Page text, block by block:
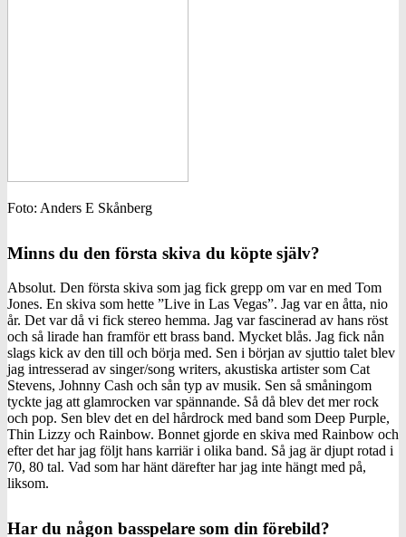
Foto: Anders E Skånberg
Minns du den första skiva du köpte själv?
Absolut. Den första skiva som jag fick grepp om var en med Tom
Jones. En skiva som hette ”Live in Las Vegas”. Jag var en åtta, nio
år. Det var då vi fick stereo hemma. Jag var fascinerad av hans röst
och så lirade han framför ett brass band. Mycket blås. Jag fick nån
slags kick av den till och börja med. Sen i början av sjuttio talet blev
jag intresserad av singer/song writers, akustiska artister som Cat
Stevens, Johnny Cash och sån typ av musik. Sen så småningom
tyckte jag att glamrocken var spännande. Så då blev det mer rock
och pop. Sen blev det en del hårdrock med band som Deep Purple,
Thin Lizzy och Rainbow. Bonnet gjorde en skiva med Rainbow och
efter det har jag följt hans karriär i olika band. Så jag är djupt rotad i
70, 80 tal. Vad som har hänt därefter har jag inte hängt med på,
liksom.
Har du någon basspelare som din förebild?